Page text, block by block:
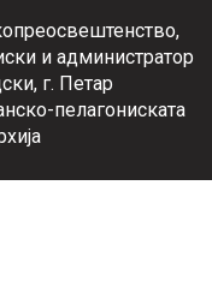
и администратор
г. Петар
пелагониската